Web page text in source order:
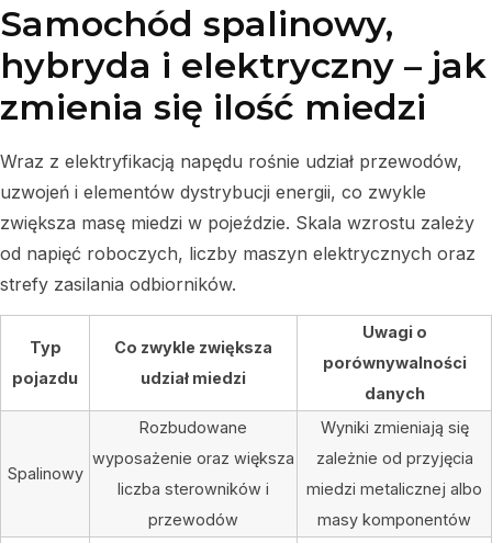
Samochód spalinowy,
hybryda i elektryczny – jak
zmienia się ilość miedzi
Wraz z elektryfikacją napędu rośnie udział przewodów,
uzwojeń i elementów dystrybucji energii, co zwykle
zwiększa masę miedzi w pojeździe. Skala wzrostu zależy
od napięć roboczych, liczby maszyn elektrycznych oraz
strefy zasilania odbiorników.
Typ
pojazdu
Co zwykle zwiększa
udział miedzi
Uwagi o
porównywalności
danych
Spalinowy
Rozbudowane
wyposażenie oraz większa
liczba sterowników i
przewodów
Wyniki zmieniają się
zależnie od przyjęcia
miedzi metalicznej albo
masy komponentów